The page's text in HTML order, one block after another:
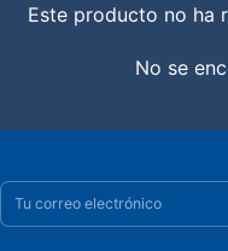
Este producto no ha
No se
Correo electrónico